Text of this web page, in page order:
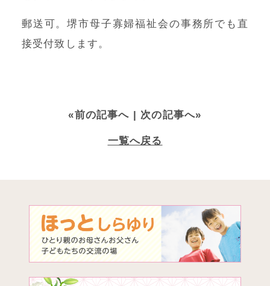
郵送可。堺市母子寡婦福祉会の事務所でも直
接受付致します。
«前の記事へ | 次の記事へ»
一覧へ戻る